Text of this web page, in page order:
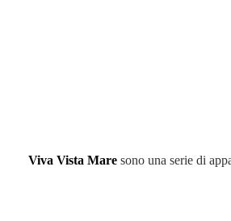
Viva Vista Maresono una serie di